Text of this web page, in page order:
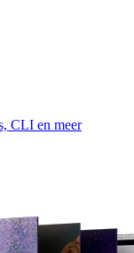
CLI en meer